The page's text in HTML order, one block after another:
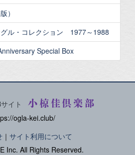
）
グル・コレクション 1977～1988
Special Box
イト 小椋佳倶楽部
ogla-kei.club/
｜ サイト利用について
Inc. All Rights Reserved.